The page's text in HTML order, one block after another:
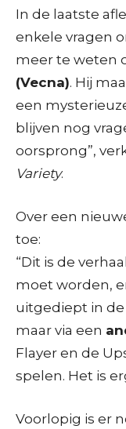
In de laatste
enkele vragen
meer te weten
(Vecna). Hij
een
blijven nog
oorsprong”,
Variety.
Over een
toe:
“Dit is de
moet worden,
uitgediept in de
maar via een
Flayer en de
spelen. Het is
Voorlopig is er